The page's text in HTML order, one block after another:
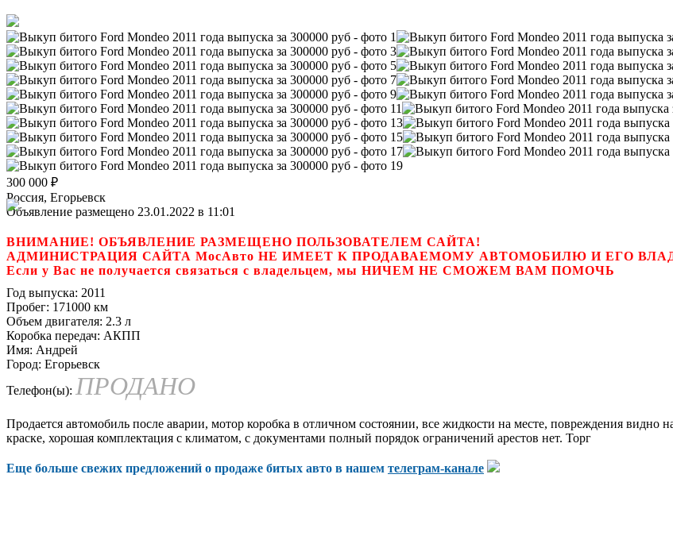
300 000 ₽
Россия, Егорьевск
Объявление размещено 23.01.2022 в 11:01
ВНИМАНИЕ! ОБЪЯВЛЕНИЕ РАЗМЕЩЕНО ПОЛЬЗОВАТЕЛЕМ САЙТА!
АДМИНИСТРАЦИЯ САЙТА МосАвто НЕ ИМЕЕТ К ПРОДАВАЕМОМУ АВТОМОБИЛЮ И ЕГО
Если у Вас не получается связаться с владельцем, мы НИЧЕМ НЕ СМОЖЕМ ВАМ ПОМОЧЬ
Год выпуска: 2011
Пробег: 171000 км
Объем двигателя: 2.3 л
Коробка передач: АКПП
Имя: Андрей
Город: Егорьевск
Телефон(ы): ПРОДАНО
Продается автомобиль после аварии, мотор коробка в отличном состоянии, все жидкости на месте, повреждения видно
краске, хорошая комплектация с климатом, с документами полный порядок ограничений арестов нет. Торг
Еще больше свежих предложений о продаже битых авто в нашем телеграм-канале